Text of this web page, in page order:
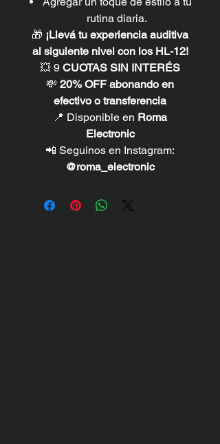
rutina diaria.
🎁 ¡Llevá tu experiencia auditiva
al siguiente nivel con los HL-12!
💥 9 CUOTAS SIN INTERÉS
💸 20% OFF abonando en
efectivo o transferencia
📍 Disponible en Roma
Electronic
📲 Seguinos en Instagram:
@roma_electronic